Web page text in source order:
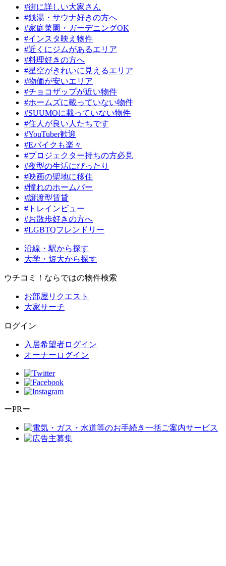
#街に詳しい大家さん
#銭湯・サウナ好きの方へ
#家庭菜園・ガーデニングOK
#インスタ映え物件
#近くにジムがあるエリア
#料理好きの方へ
#星空がきれいに見えるエリア
#物価が安いエリア
#チョコザップが近い物件
#ホームズに載っていない物件
#SUUMOに載っていない物件
#住人が良い人たちです
#YouTuber歓迎
#Eバイクも楽々
#プロジェクター持ちの方必見
#夜型の生活にぴったり
#映画の聖地に移住
#憧れのホームバー
#譲渡型賃貸
#トレインビュー
#お散歩好きの方へ
#LGBTQフレンドリー
沿線・駅から探す
大学・短大から探す
ウチコミ！ならではの物件検索
お部屋リクエスト
大家サーチ
ログイン
入居希望者ログイン
オーナーログイン
ーPRー